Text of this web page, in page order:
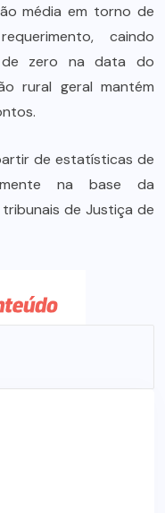
média em torno de
caindo
de zero na data do
rural geral mantém
de estatísticas de
na base da
de Justiça de